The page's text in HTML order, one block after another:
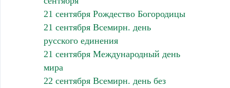
21 сентября Рождество Богородицы
21 сентября Всемирн. день
русского единения
21 сентября Международный день
мира
22 сентября Всемирн. день без